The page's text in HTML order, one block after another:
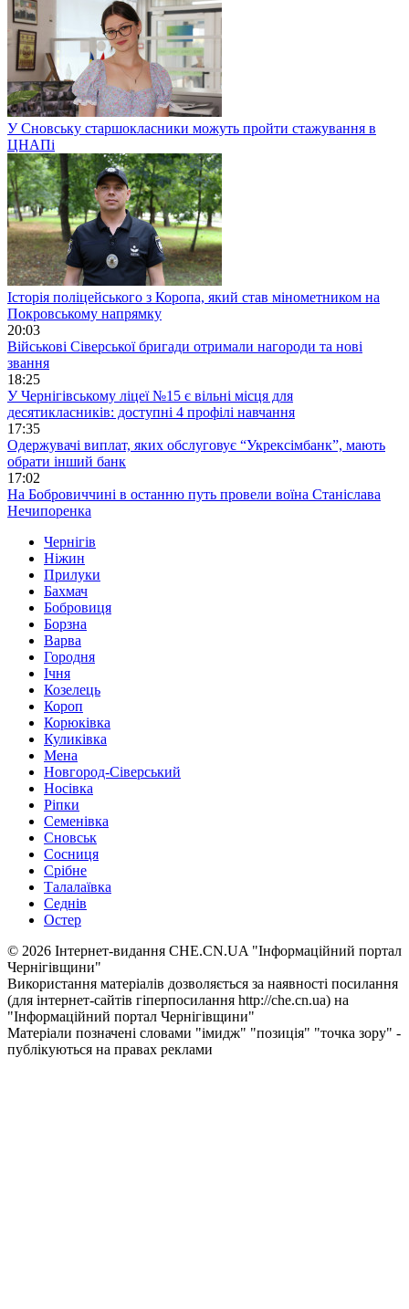
У Сновську старшокласники можуть пройти стажування в
ЦНАПі
Історія поліцейського з Коропа, який став мінометником на
Покровському напрямку
20:03
Військові Сіверської бригади отримали нагороди та нові
звання
18:25
У Чернігівському ліцеї №15 є вільні місця для
десятикласників: доступні 4 профілі навчання
17:35
Одержувачі виплат, яких обслуговує “Укрексімбанк”, мають
обрати інший банк
17:02
На Бобровиччині в останню путь провели воїна Станіслава
Нечипоренка
Чернігів
Ніжин
Прилуки
Бахмач
Бобровиця
Борзна
Варва
Городня
Ічня
Козелець
Короп
Корюківка
Куликівка
Мена
Новгород-Сіверський
Носівка
Ріпки
Семенівка
Сновськ
Сосниця
Срібне
Талалаївка
Седнів
Остер
© 2026 Інтернет-видання CHE.CN.UA "Інформаційний портал
Чернiгiвщини"
Використання матеріалів дозволяється за наявності посилання
(для інтернет-сайтів гіперпосилання http://che.cn.ua) на
"Інформаційний портал Чернiгiвщини"
Матеріали позначені словами "імидж" "позиція" "точка зору" -
публікуються на правах реклами